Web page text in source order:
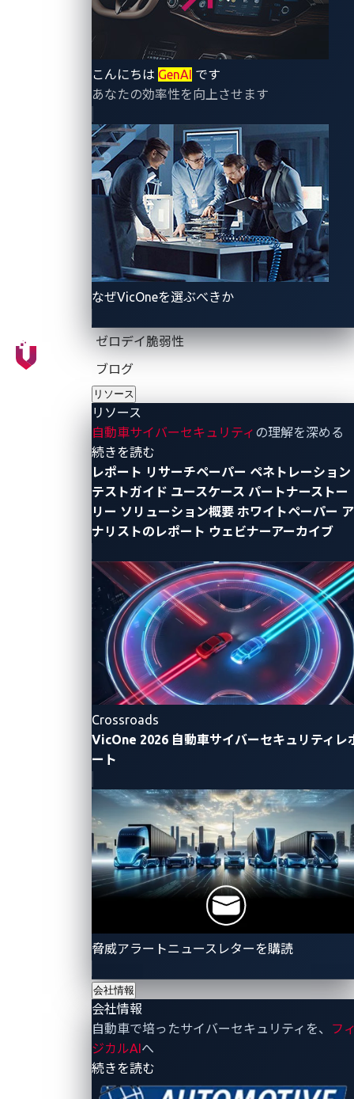
こんにちは GenAI です
あなたの効率性を向上させます
なぜVicOneを選ぶべきか
ゼロデイ脆弱性
ブログ
リソース
リソース
自動車サイバーセキュリティ の理解を深める
続きを読む
レポート リサーチペーパー ペネトレーション
テストガイド ユースケース パートナーストー
リー ソリューション概要 ホワイトペーパー ア
ナリストのレポート ウェビナーアーカイブ
Crossroads
VicOne 2026 自動車サイバーセキュリティレ
ート
脅威アラートニュースレターを購読
会社情報
会社情報
自動車で培ったサイバーセキュリティを、
フ
ジカルAIへ
続きを読む
VicOne では、お客様のサイバーセキュリティ上の技
術課題に寄り添い、課題解決に役立つソリューショ
ンを技術的な観点から提案・推進するソリューショ
ンコンサルタントを募集しています。
エンジニア 正社員
開発エンジニア（組み込みソフトウェ
本ポジションでは、ソリューションの移植・統合支
援からトラブルシューティング、性能検証まで幅広
い業務に携わり、技術を通じてお客様の課題解決に
貢献していただきます。日本のビジネスチームと密
に連携し、デモンストレーションや技術ワークショ
ップを通じて商機創出を支援するほか、グローバル
エンジニアと協働し、要件定義から開発・テストま
で製品開発に参画いただけます。SDV化が進む自動
車業界において、成長著しい自動...
開発エンジニア
開発エンジニア（Web系システム）
グローバルに活躍するセキュリティ開発エンジニア
として、最先端のクラウド技術（AWS・Azure）を用
いたサービス開発に携わります。海外チームと連携
成長市場で高度なセキュリティ技術を習得可能。立
ち上げフェーズのため裁量も大きく、世界を舞台に
価値を創出できる環境です。
開発エンジニア 正社員
脅威リサーチャー（Threat Expert)
VicOneは、自動車業界向けサイバーセキュリティの
専門企業として、グローバルに製品・サービスを展
開しています。 コネクテッドカーが普及し、2020年
の法改正後、より一層、サイバーセキュリティの重
要性が増している中、 VicOneでは、自動車へのサイ
バー攻撃など脅威を検出し、攻撃を可視化すること
で、迅速な調査や対応を可能にする製品を開発して
います。...
脅威リサーチャー 正社員
製品・
サービ